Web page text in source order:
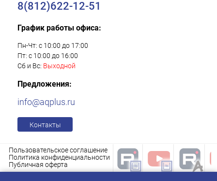
8(812)622-12-51
График работы офиса:
Пн-Чт: с 10:00 до 17:00
Пт: с 10:00 до 16:00
Сб и Вс: Выходной
Предложения:
info@aqplus.ru
Контакты
Пользовательское соглашение
Политика конфиденциальности
Публичная оферта